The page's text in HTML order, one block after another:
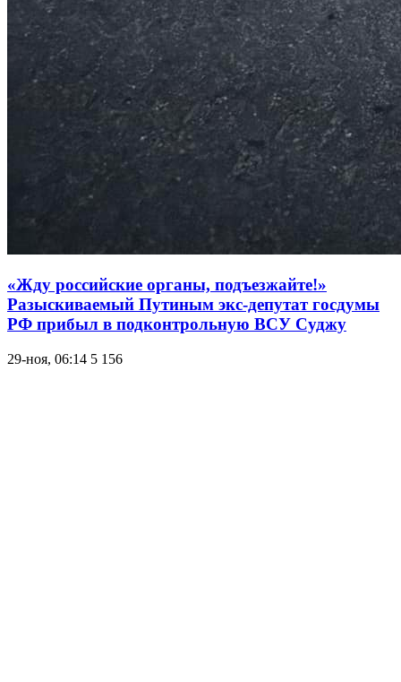
«Жду российские органы, подъезжайте!»
Разыскиваемый Путиным экс-депутат госдумы
РФ прибыл в подконтрольную ВСУ Суджу
29-ноя, 06:14 5 156